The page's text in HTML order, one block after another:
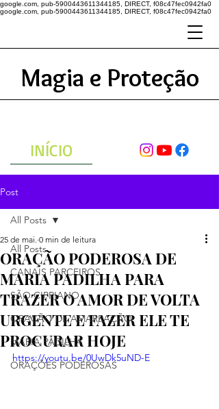
google.com, pub-5900443611344185, DIRECT, f08c47fec0942fa0
google.com, pub-5900443611344185, DIRECT, f08c47fec0942fa0
Magia e Proteção
INÍCIO
Post
All Posts
CANAIS PARCEIROS
SÃO CIPRIANO
ORAÇÃO DE AMARRAÇÃO
MARIA PADILHA
ORAÇÕES PODEROSAS
All Posts
ORAÇÃO PODEROSA DE
MARIA PADILHA PARA
TRAZER O AMOR DE VOLTA
URGENTE E FAZER ELE TE
PROCURAR HOJE
25 de mai. 0 min de leitura
https://youtu.be/0UwDk5uND-E